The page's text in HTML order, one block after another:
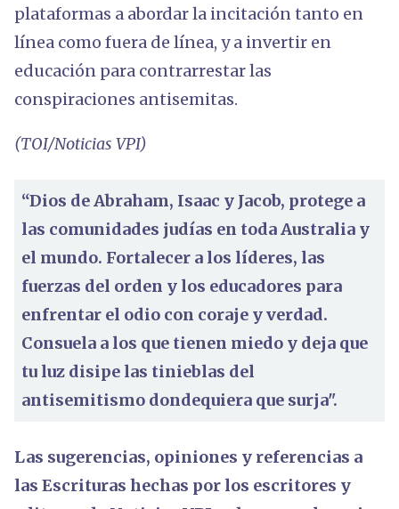
plataformas a abordar la incitación tanto en
línea como fuera de línea, y a invertir en
educación para contrarrestar las
conspiraciones antisemitas.
(TOI/Noticias VPI)
“Dios de Abraham, Isaac y Jacob, protege a
las comunidades judías en toda Australia y
el mundo. Fortalecer a los líderes, las
fuerzas del orden y los educadores para
enfrentar el odio con coraje y verdad.
Consuela a los que tienen miedo y deja que
tu luz disipe las tinieblas del
antisemitismo dondequiera que surja".
Las sugerencias, opiniones y referencias a
las Escrituras hechas por los escritores y